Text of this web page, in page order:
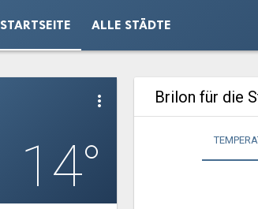
STARTSEITE ALLE STÄDTE
more_vert
14°
Brilon für die